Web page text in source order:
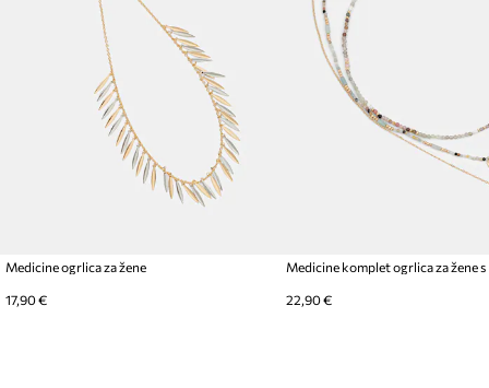
Medicine ogrlica za žene
17,90 € 22,90 €